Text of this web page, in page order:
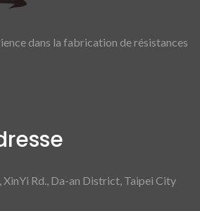
dans la fabrication de résistances
XinYi Rd., Da-an District, Taipei City